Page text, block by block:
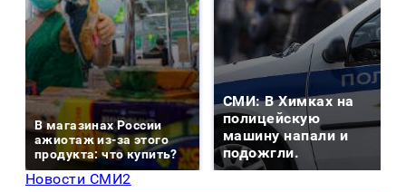
В магазинах России
ажиотаж из-за этого
продукта: что купить?
СМИ: В Химках на
полицейскую
машину напали и
подожгли.
Новости СМИ2